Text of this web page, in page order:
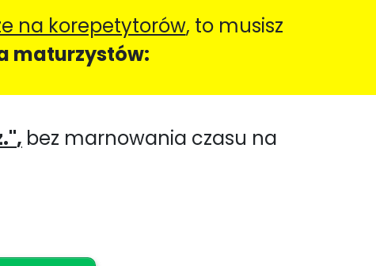
na korepetytorów, to musisz
maturzystów:
, bez marnowania czasu na